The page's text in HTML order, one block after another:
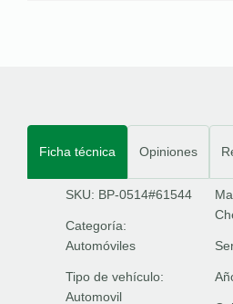
Ficha técnica Opiniones
SKU: BP-0514#61544
Categoría:
Automóviles
Tipo de vehículo:
Automovil